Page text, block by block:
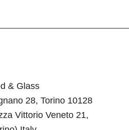
& Glass
28, Torino 10128
Vittorio Veneto 21,